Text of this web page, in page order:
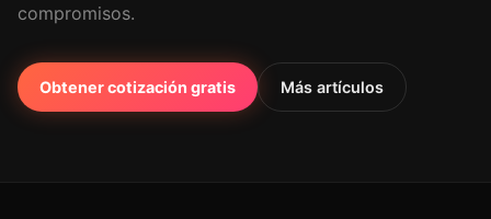
compromisos.
Obtener cotización gratis Más artículos